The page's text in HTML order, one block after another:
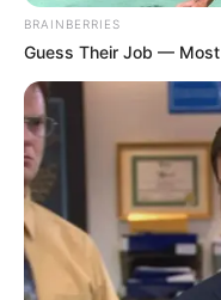
BRAINBERRIES
Guess Their Job —